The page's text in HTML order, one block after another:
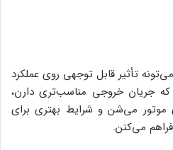
تأثیر قابل توجهی روی عملکرد
که جریان خروجی مناسب‌تری دارن،
می‌شن و شرایط بهتری برای
می‌کنن.